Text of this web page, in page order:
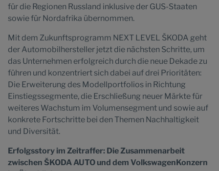
für die Regionen Russland inklusive der GUS-Staaten
sowie für Nordafrika übernommen.
Mit dem Zukunftsprogramm NEXT LEVEL ŠKODA geht
der Automobilhersteller jetzt die nächsten Schritte, um
das Unternehmen erfolgreich durch die neue Dekade zu
führen und konzentriert sich dabei auf drei Prioritäten:
Die Erweiterung des Modellportfolios in Richtung
Einstiegssegmente, die Erschließung neuer Märkte für
weiteres Wachstum im Volumensegment und sowie auf
konkrete Fortschritte bei den Themen Nachhaltigkeit
und Diversität.
Erfolgsstory im Zeitraffer: Die Zusammenarbeit
zwischen ŠKODA AUTO und dem VolkswagenKonzern